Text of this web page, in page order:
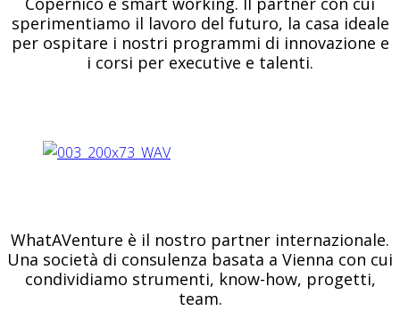
sperimentiamo il lavoro del futuro, la casa ideale
per ospitare i nostri programmi di innovazione e
i corsi per executive e talenti.
WhatAVenture è il nostro partner internazionale.
Una società di consulenza basata a Vienna con cui
condividiamo strumenti, know-how, progetti,
team.